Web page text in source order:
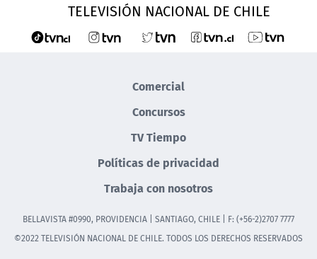
TELEVISIÓN NACIONAL DE CHILE
Comercial
Concursos
TV Tiempo
Políticas de privacidad
Trabaja con nosotros
BELLAVISTA #0990, PROVIDENCIA | SANTIAGO, CHILE | F: (+56-2)2707 7777
©2022 TELEVISIÓN NACIONAL DE CHILE. TODOS LOS DERECHOS RESERVADOS